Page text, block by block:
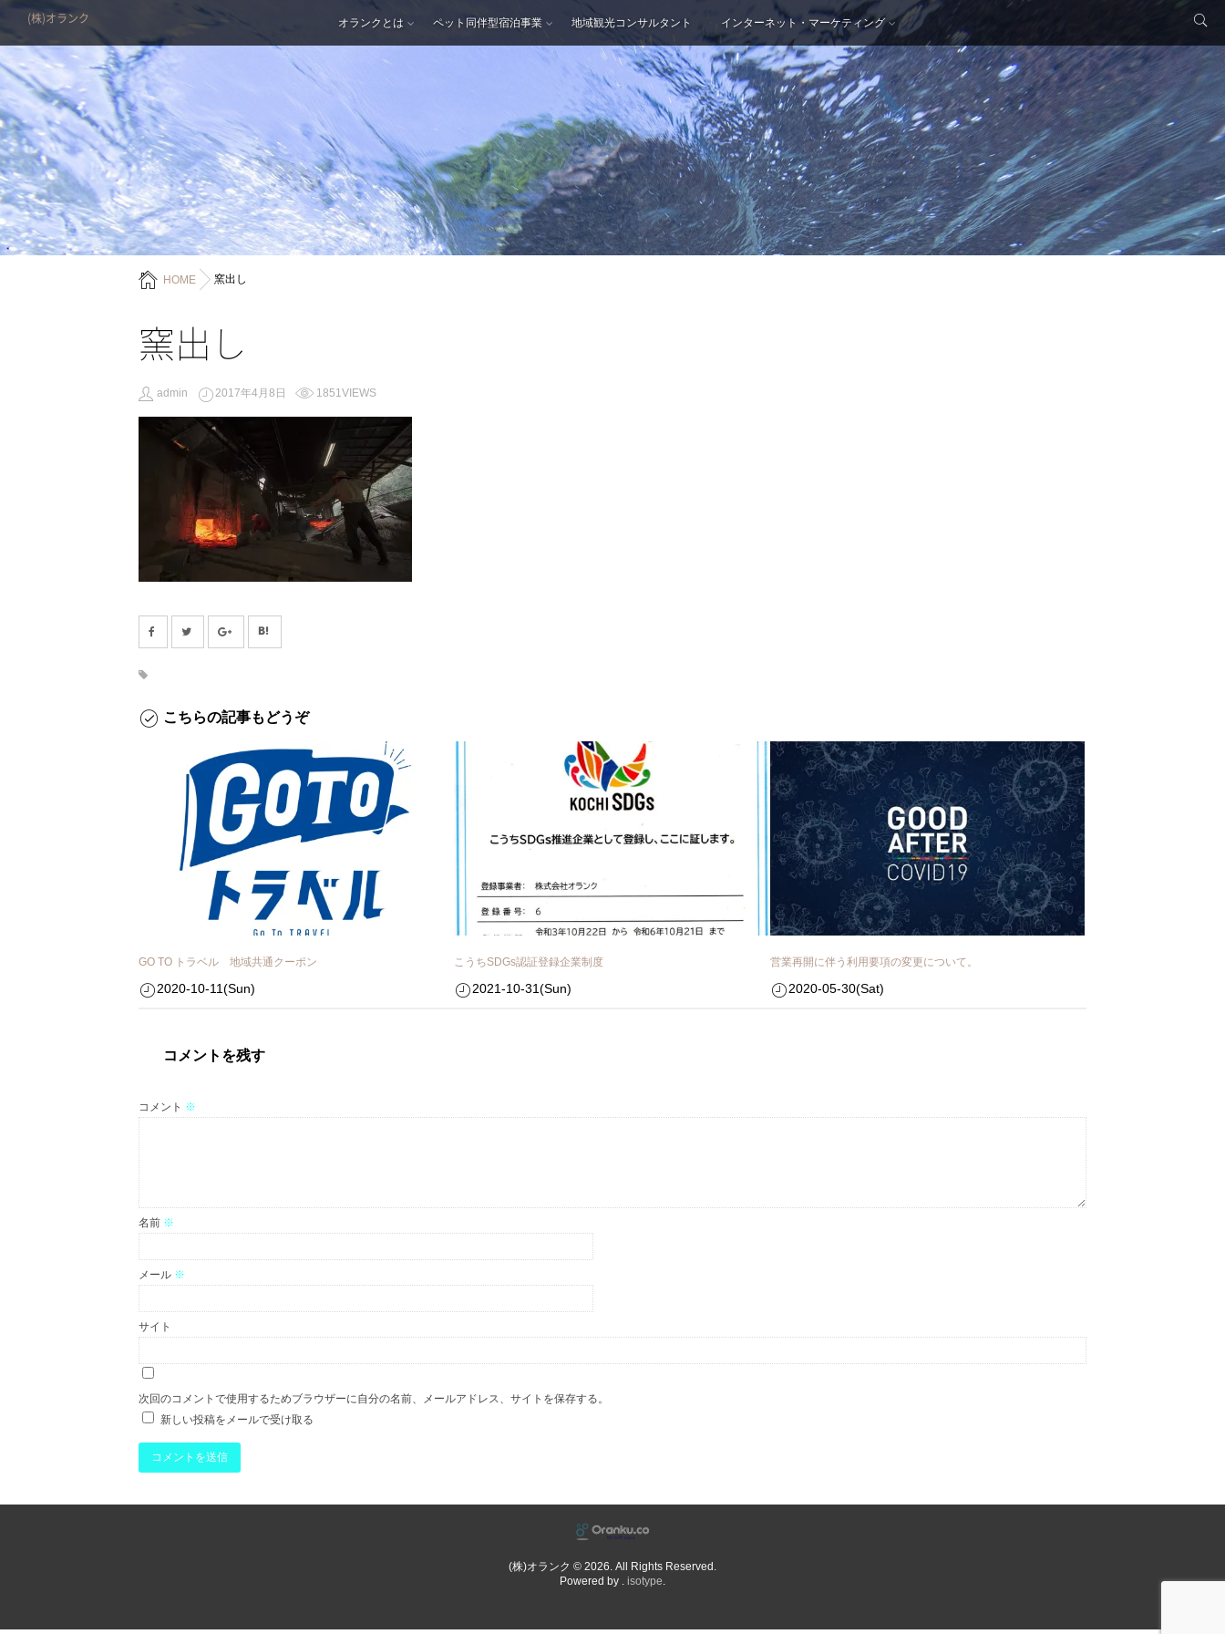
(株)オランク オランクとは ペット同伴型宿泊事業 地域観光コンサルタント インターネット・マーケティング
HOME 窯出し
窯出し
admin 2017年4月8日 1851VIEWS
こちらの記事もどうぞ
GO TO トラベル 地域共通クーポン
2020-10-11(Sun)
こうちSDGs認証登録企業制度
2021-10-31(Sun)
営業再開に伴う利用要項の変更について。
2020-05-30(Sat)
コメントを残す
コメント ※
名前 ※
メール ※
サイト
次回のコメントで使用するためブラウザーに自分の名前、メールアドレス、サイトを保存する。
新しい投稿をメールで受け取る
(株)オランク © 2026. All Rights Reserved.
Powered by . isotype